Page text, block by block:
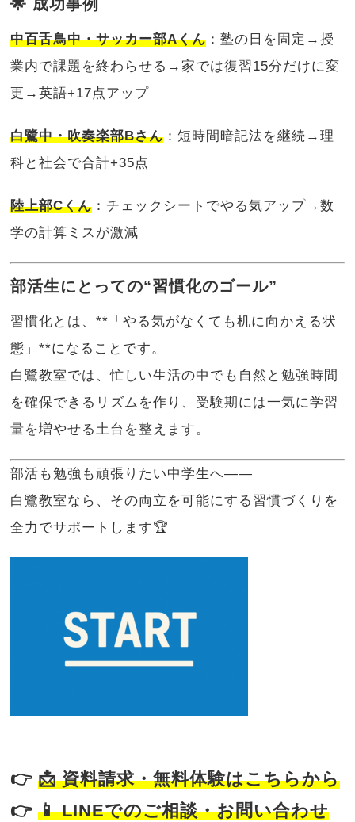
🌟 成功事例
中百舌鳥中・サッカー部Aくん ：塾の日を固定→授
業内で課題を終わらせる→家では復習15分だけに変
更→英語+17点アップ
白鷺中・吹奏楽部Bさん ：短時間暗記法を継続→理
科と社会で合計+35点
陸上部Cくん ：チェックシートでやる気アップ→数
学の計算ミスが激減
部活生にとっての“習慣化のゴール”
習慣化とは、**「やる気がなくても机に向かえる状
態」**になることです。
白鷺教室では、忙しい生活の中でも自然と勉強時間
を確保できるリズムを作り、受験期には一気に学習
量を増やせる土台を整えます。
部活も勉強も頑張りたい中学生へ——
白鷺教室なら、その両立を可能にする習慣づくりを
全力でサポートします🏆
👉📩資料請求・無料体験はこちらから
👉📱LINEでのご相談・お問い合わせ